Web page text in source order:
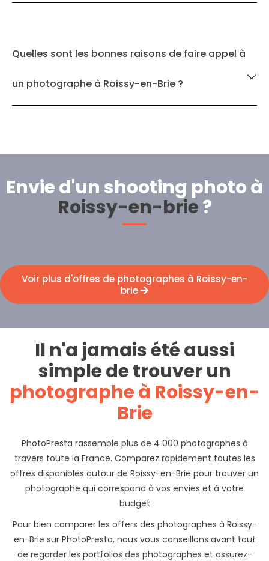
Quelles sont les bonnes raisons de faire appel à
un photographe à Roissy-en-Brie ?
Envie d'un shooting photo à
Roissy-en-brie?
Voir plus d'offres de photographes à Roissy-en-
brie
Il n'a jamais été aussi
simple de trouver un
photographe à Roissy-en-
Brie
PhotoPresta rassemble plus de 4 000 photographes à
travers toute la France. Comparez rapidement toutes les
offres disponibles autour de Roissy-en-Brie pour trouver un
photographe qui correspond à vos envies et à votre
budget
Pour bien comparer les offers des photographes à Roissy-
en-Brie sur PhotoPresta, nous vous conseillons avant tout
de regarder les portfolios des photographes et assurez-